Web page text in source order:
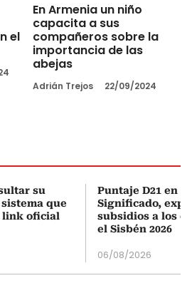
el
En Armenia un niño
capacita a sus
compañeros sobre la
importancia de las
abejas
Adrián Trejos 22/09/2024
su
que
link oficial
Puntaje D21 en
Significado,
subsidios a los
el Sisbén 2026
06/08/2026